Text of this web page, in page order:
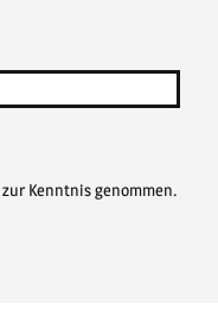
zur Kenntnis genommen.